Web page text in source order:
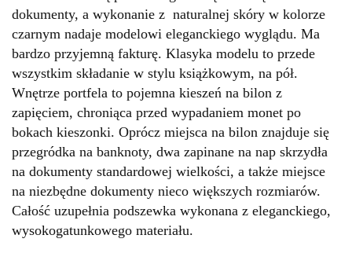
dokumenty, a wykonanie z naturalnej skóry w kolorze
czarnym nadaje modelowi eleganckiego wyglądu. Ma
bardzo przyjemną fakturę. Klasyka modelu to przede
wszystkim składanie w stylu książkowym, na pół.
Wnętrze portfela to pojemna kieszeń na bilon z
zapięciem, chroniąca przed wypadaniem monet po
bokach kieszonki. Oprócz miejsca na bilon znajduje się
przegródka na banknoty, dwa zapinane na nap skrzydła
na dokumenty standardowej wielkości, a także miejsce
na niezbędne dokumenty nieco większych rozmiarów.
Całość uzupełnia podszewka wykonana z eleganckiego,
wysokogatunkowego materiału.